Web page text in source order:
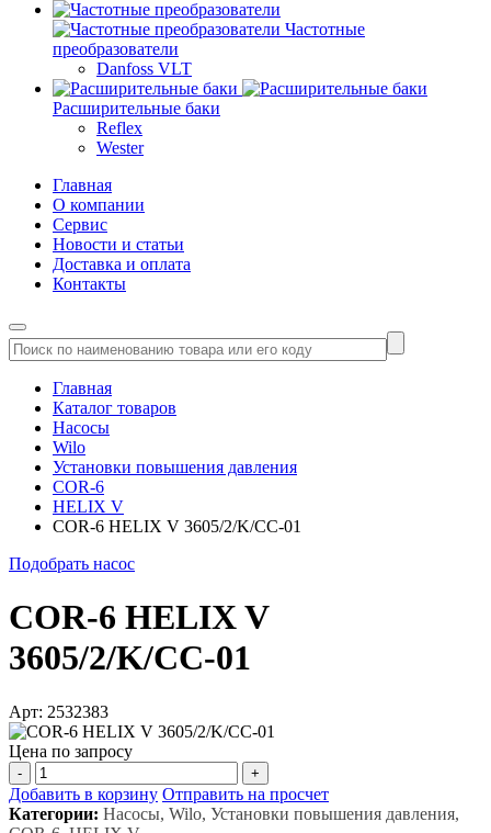
Частотные
преобразователи
Danfoss VLT
Расширительные баки
Reflex
Wester
Главная
О компании
Сервис
Новости и статьи
Доставка и оплата
Контакты
Главная
Каталог товаров
Насосы
Wilo
Установки повышения давления
COR-6
HELIX V
COR-6 HELIX V 3605/2/K/CC-01
Подобрать насос
COR-6 HELIX V
3605/2/K/CC-01
Арт: 2532383
Цена по запросу
- +
Добавить в корзину Отправить на просчет
Категории: Насосы, Wilo, Установки повышения давления,